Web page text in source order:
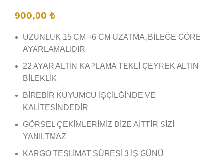
900,00 ₺
UZUNLUK 15 CM +6 CM UZATMA ,BİLEĞE GÖRE
AYARLAMALIDIR
22 AYAR ALTIN KAPLAMA TEKLİ ÇEYREK ALTIN
BİLEKLİK
BİREBİR KUYUMCU İŞÇİLĞİNDE VE
KALİTESİNDEDİR
GÖRSEL ÇEKİMLERİMİZ BİZE AİTTİR SİZİ
YANILTMAZ
KARGO TESLİMAT SÜRESİ 3 İŞ GÜNÜ